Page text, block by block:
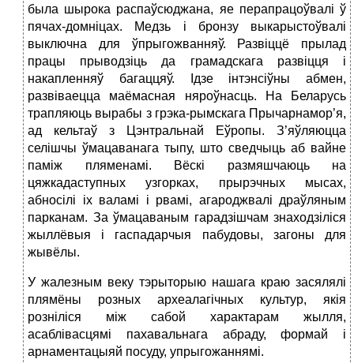
была шырока распаўсюджана, яе перапрацоўвалі ў
пячах-домніцах. Медзь і бронзу выкарыстоўвалі
выключна для ўпрыгожванняў. Развіццё прылад
працы прыводзіць да грамадскага развіцця і
накапленняў багаццяў. Ідзе інтэнсіўны абмен,
развіваецца маёмасная няроўнасць. На Беларусь
трапляюць вырабы з грэка-рымскага Прычарнамор’я,
ад кельтаў з Цэнтральнай Еўропы. З’яўляюцца
селішчы ўмацаванага тыпу, што сведчыць аб вайне
паміж пляменамі. Вёскі размяшчаюць на
цяжкадаступных узгорках, прырэчных мысах,
абносілі іх валамі і рвамі, агароджвалі драўляным
парканам. За ўмацаваным гарадзішчам знаходзіліся
жыллёвыя і гаспадарчыя пабудовы, загоны для
жывёлы.
У жалезным веку тэрыторыю нашага краю засялялі
плямёны розных археалагічных культур, якія
розніліся між сабой характарам жылля,
асаблівасцямі пахавальнага абраду, формай і
арнаментацыяй посуду, упрыгожаннямі.